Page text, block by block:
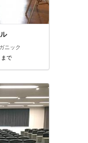
ニック
まで